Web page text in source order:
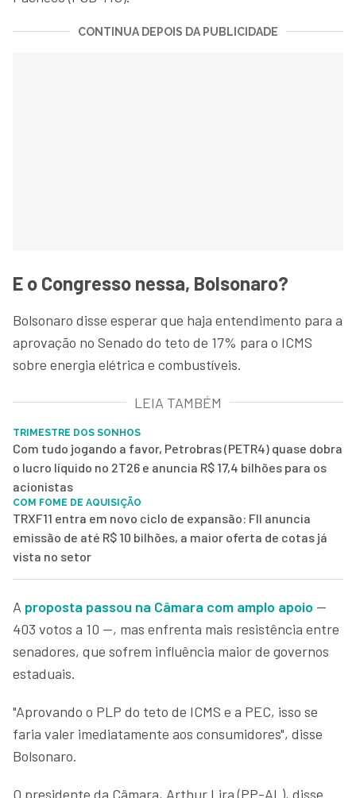
CONTINUA DEPOIS DA PUBLICIDADE
E o Congresso nessa, Bolsonaro?
Bolsonaro disse esperar que haja entendimento para a
aprovação no Senado do teto de 17% para o ICMS
sobre energia elétrica e combustíveis.
LEIA TAMBÉM
TRIMESTRE DOS SONHOS
Com tudo jogando a favor, Petrobras (PETR4) quase dobra
o lucro líquido no 2T26 e anuncia R$ 17,4 bilhões para os
acionistas
COM FOME DE AQUISIÇÃO
TRXF11 entra em novo ciclo de expansão: FII anuncia
emissão de até R$ 10 bilhões, a maior oferta de cotas já
vista no setor
A proposta passou na Câmara com amplo apoio —
403 votos a 10 —, mas enfrenta mais resistência entre
senadores, que sofrem influência maior de governos
estaduais.
"Aprovando o PLP do teto de ICMS e a PEC, isso se
faria valer imediatamente aos consumidores", disse
Bolsonaro.
O presidente da Câmara, Arthur Lira (PP-AL), disse